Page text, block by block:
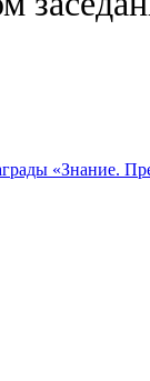
«Знание.